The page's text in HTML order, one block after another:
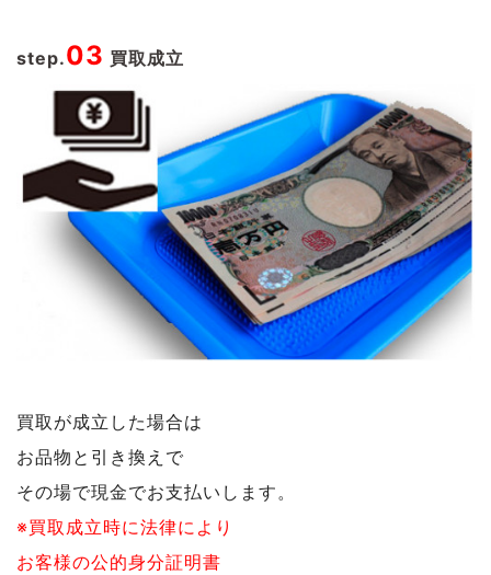
step.03 買取成立
買取が成立した場合は
お品物と引き換えで
その場で現金でお支払いします。
※買取成立時に法律により
お客様の公的身分証明書